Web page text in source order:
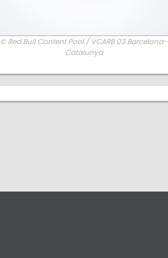
© Red Bull Content Pool / VCARB 03 Barcelona-
Catalunya